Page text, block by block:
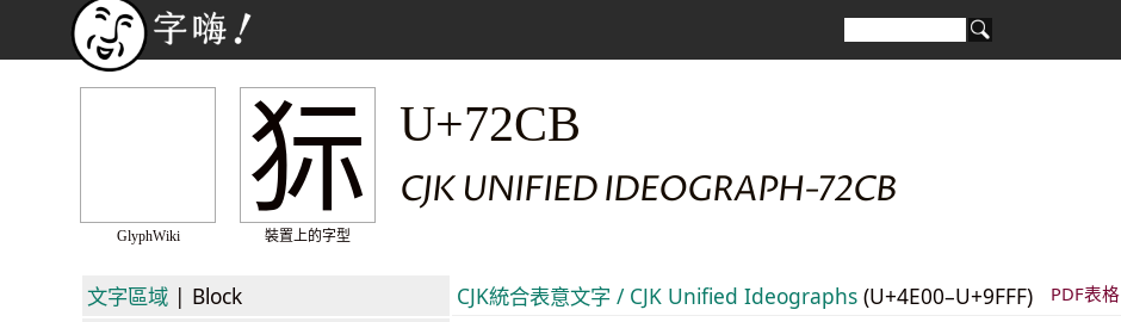
GlyphWiki
狋
裝置上的字型
U+72CB
CJK UNIFIED IDEOGRAPH-72CB
文字區域 | Block CJK統合表意文字 / CJK Unified Ideographs (U+4E00–U+9FFF) PDF表格